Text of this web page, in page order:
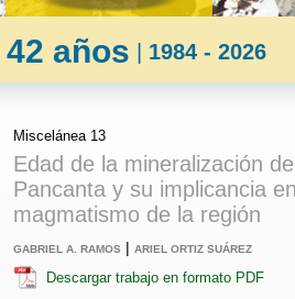
42 años | 1984 - 2026
Miscelánea 13
Edad de la mineralización
Pancanta y su implicancia
magmatismo de la región
GABRIEL A. RAMOS | ARIEL ORTIZ SUÁREZ
Descargar trabajo en formato PDF